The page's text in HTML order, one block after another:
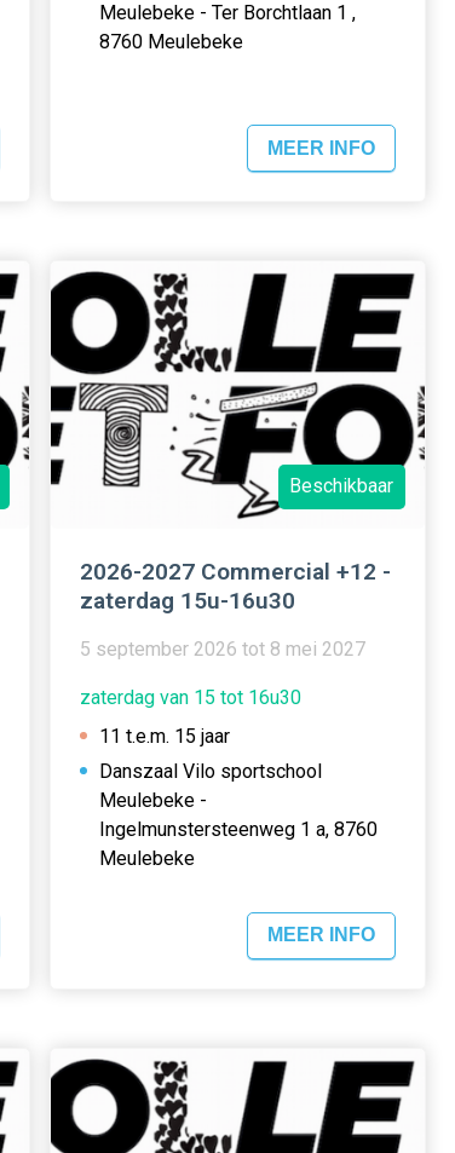
Meulebeke - Ter Borchtlaan 1 ,
8760 Meulebeke
MEER INFO
Beschikbaar
2026-2027 Commercial +12 -
zaterdag 15u-16u30
5 september 2026 tot 8 mei 2027
zaterdag van 15 tot 16u30
11 t.e.m. 15 jaar
Danszaal Vilo sportschool
Meulebeke -
Ingelmunstersteenweg 1 a, 8760
Meulebeke
MEER INFO